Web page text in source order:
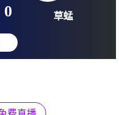
球会友谊
12 02:00
: 0 草